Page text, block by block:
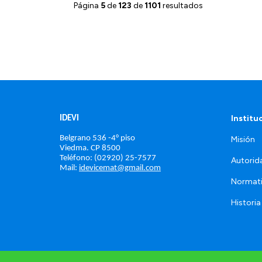
Página 5de 123 de 1101 resultados
IDEVI
Belgrano 536 -4° piso
Viedma. CP 8500
Teléfono: (02920) 25-7577
Mail: idevicemat@gmail.com
Misión
Historia